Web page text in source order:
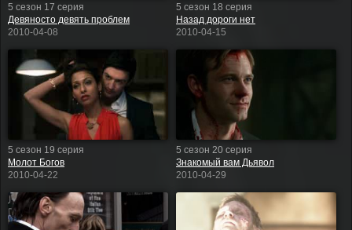
5 сезон 17 серия
Девяносто девять проблем
2010-04-08
5 сезон 18 серия
Назад дороги нет
2010-04-15
5 сезон 19 серия
Молот Богов
2010-04-22
5 сезон 20 серия
Знакомый вам Дьявол
2010-04-29